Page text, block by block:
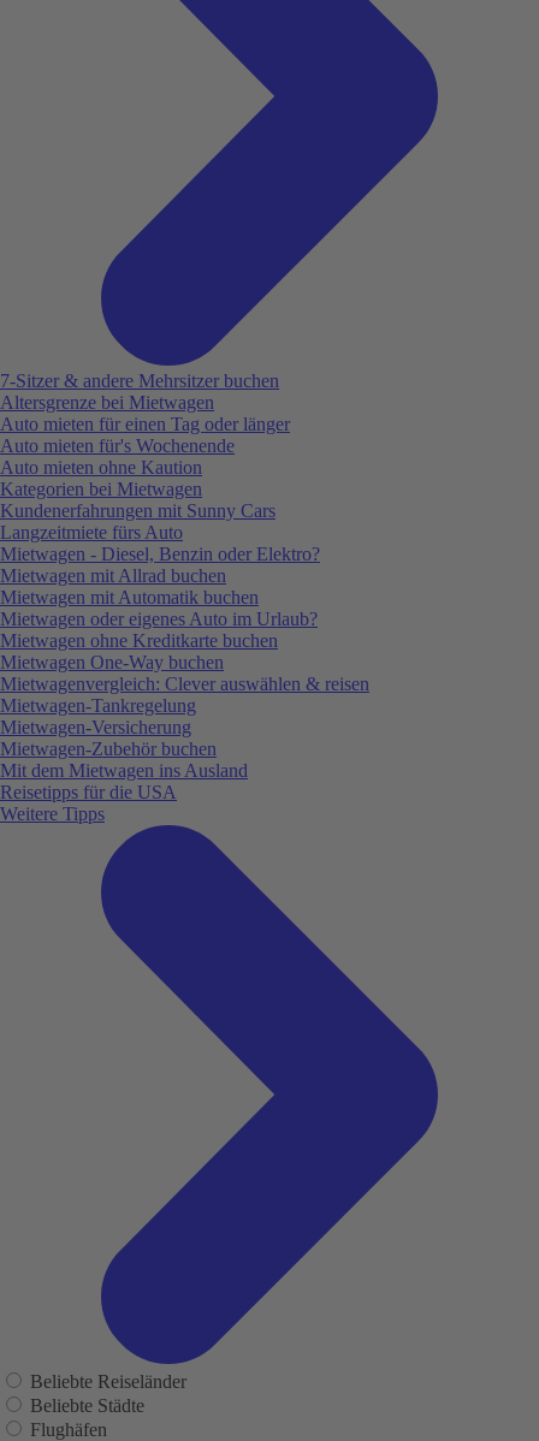
7-Sitzer & andere Mehrsitzer buchen
Altersgrenze bei Mietwagen
Auto mieten für einen Tag oder länger
Auto mieten für's Wochenende
Auto mieten ohne Kaution
Kategorien bei Mietwagen
Kundenerfahrungen mit Sunny Cars
Langzeitmiete fürs Auto
Mietwagen - Diesel, Benzin oder Elektro?
Mietwagen mit Allrad buchen
Mietwagen mit Automatik buchen
Mietwagen oder eigenes Auto im Urlaub?
Mietwagen ohne Kreditkarte buchen
Mietwagen One-Way buchen
Mietwagenvergleich: Clever auswählen & reisen
Mietwagen-Tankregelung
Mietwagen-Versicherung
Mietwagen-Zubehör buchen
Mit dem Mietwagen ins Ausland
Reisetipps für die USA
Weitere Tipps
Beliebte Reiseländer
Beliebte Städte
Flughäfen